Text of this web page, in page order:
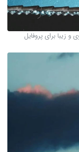
برای پروفایل